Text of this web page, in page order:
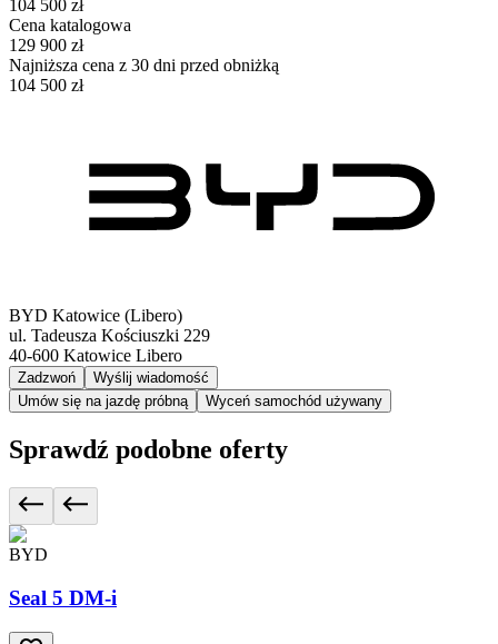
104 500 zł
Cena katalogowa
129 900 zł
Najniższa cena z 30 dni przed obniżką
104 500 zł
BYD Katowice (Libero)
ul. Tadeusza Kościuszki 229
40-600 Katowice Libero
Zadzwoń
Wyślij wiadomość
Umów się na jazdę próbną
Wyceń samochód używany
Sprawdź podobne oferty
BYD
Seal 5 DM-i